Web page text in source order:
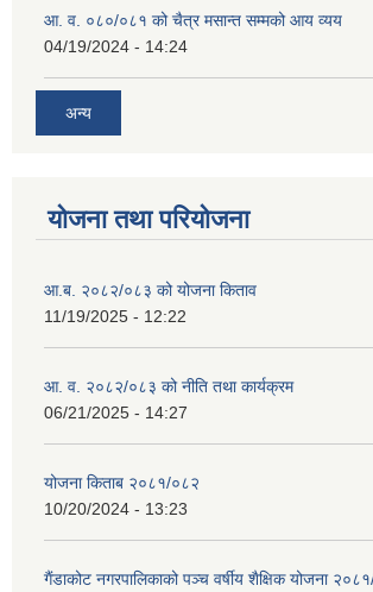
आ. व. ०८०/०८१ को चैत्र मसान्त सम्मको आय व्यय
04/19/2024 - 14:24
अन्य
योजना तथा परियोजना
आ.ब. २०८२/०८३ को योजना किताव
11/19/2025 - 12:22
आ. व. २०८२/०८३ को नीति तथा कार्यक्रम
06/21/2025 - 14:27
योजना किताब २०८१/०८२
10/20/2024 - 13:23
गैंडाकोट नगरपालिकाको पञ्च वर्षीय शैक्षिक योजना